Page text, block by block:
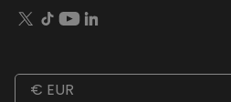
€ EUR